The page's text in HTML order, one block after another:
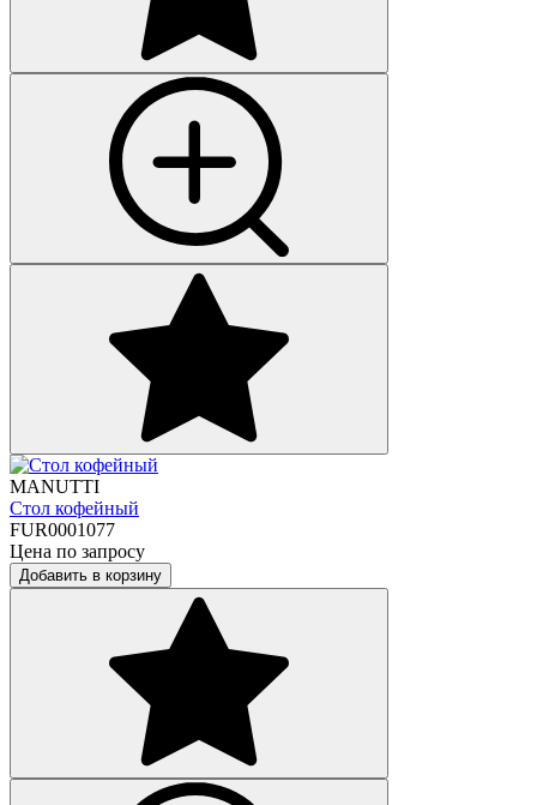
MANUTTI
Стол кофейный
FUR0001077
Цена по запросу
Добавить в корзину